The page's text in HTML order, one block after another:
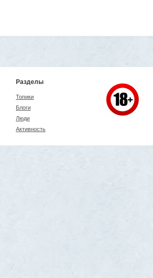
Разделы
Топики
Блоги
Люди
Активность